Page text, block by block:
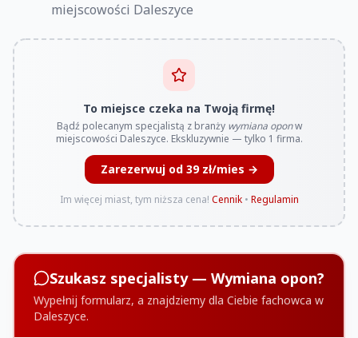
miejscowości Daleszyce
To miejsce czeka na Twoją firmę!
Bądź polecanym specjalistą z branży wymiana oponw
miejscowości Daleszyce. Ekskluzywnie — tylko 1 firma.
Zarezerwuj od 39 zł/mies →
Im więcej miast, tym niższa cena! Cennik• Regulamin
Szukasz specjalisty — Wymiana opon?
Wypełnij formularz, a znajdziemy dla Ciebie fachowca w
Daleszyce.